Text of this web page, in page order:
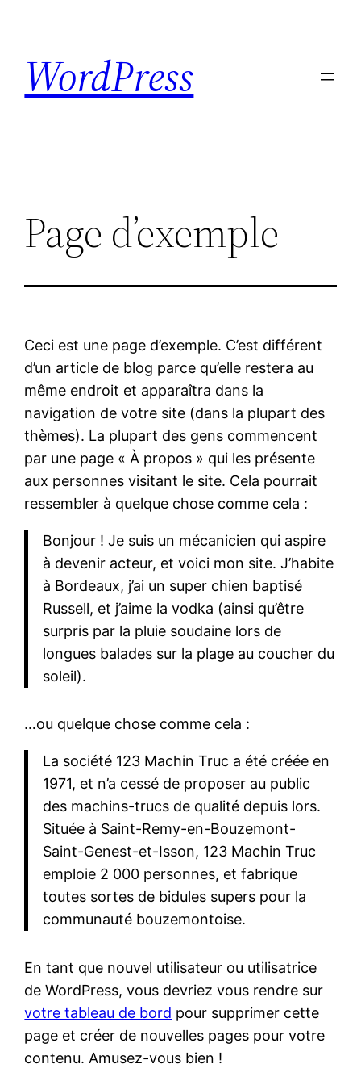
content
WordPress
Page d’exemple
Ceci est une page d’exemple. C’est différent
d’un article de blog parce qu’elle restera au
même endroit et apparaîtra dans la
navigation de votre site (dans la plupart des
thèmes). La plupart des gens commencent
par une page « À propos » qui les présente
aux personnes visitant le site. Cela pourrait
ressembler à quelque chose comme cela :
Bonjour ! Je suis un mécanicien qui aspire
à devenir acteur, et voici mon site. J’habite
à Bordeaux, j’ai un super chien baptisé
Russell, et j’aime la vodka (ainsi qu’être
surpris par la pluie soudaine lors de
longues balades sur la plage au coucher du
soleil).
…ou quelque chose comme cela :
La société 123 Machin Truc a été créée en
1971, et n’a cessé de proposer au public
des machins-trucs de qualité depuis lors.
Située à Saint-Remy-en-Bouzemont-
Saint-Genest-et-Isson, 123 Machin Truc
emploie 2 000 personnes, et fabrique
toutes sortes de bidules supers pour la
communauté bouzemontoise.
En tant que nouvel utilisateur ou utilisatrice
de WordPress, vous devriez vous rendre sur
votre tableau de bord pour supprimer cette
page et créer de nouvelles pages pour votre
contenu. Amusez-vous bien !